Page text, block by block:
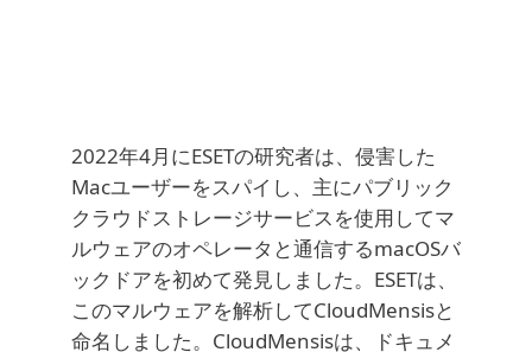
2022年4月にESETの研究者は、侵害した
Macユーザーをスパイし、主にパブリック
クラウドストレージサービスを使用してマ
ルウェアのオペレータと通信するmacOSバ
ックドアを初めて発見しました。ESETは、
このマルウェアを解析してCloudMensisと
命名しました。CloudMensisは、ドキュメ